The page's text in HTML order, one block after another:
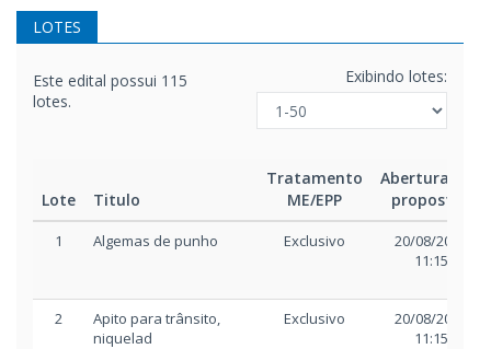
LOTES
Este edital possui 115
lotes.
Exibindo lotes:
Lote Titulo
Tratamento
ME/EPP
Abertura das
propostas
1 Algemas de punho Exclusivo
20/08/2025
11:15
2
Apito para trânsito,
niquelad
Exclusivo
20/08/2025
11:15